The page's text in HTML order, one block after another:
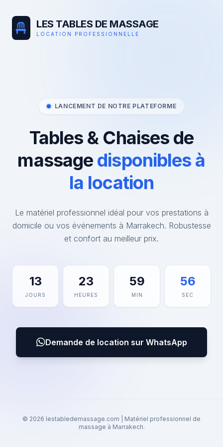
LES TABLES DE MASSAGE
LOCATION PROFESSIONNELLE
LANCEMENT DE NOTRE PLATEFORME
Tables & Chaises de
massage disponibles à
la location
Le matériel professionnel idéal pour vos prestations à
domicile ou vos événements à Marrakech. Robustesse
et confort au meilleur prix.
13
JOURS
23
HEURES
59
MIN
56
SEC
Demande de location sur WhatsApp
© 2026 lestabledemassage.com | Matériel professionnel de
massage à Marrakech.